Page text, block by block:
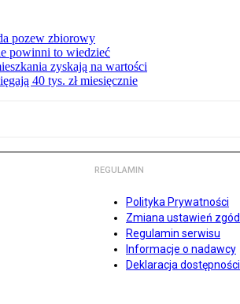
pozew zbiorowy
powinni to wiedzieć
zyskają na wartości
40 tys. zł miesięcznie
REGULAMIN
Polityka Prywatności
Zmiana ustawień zgód
Regulamin serwisu
Informacje o nadawcy
Deklaracja dostępności